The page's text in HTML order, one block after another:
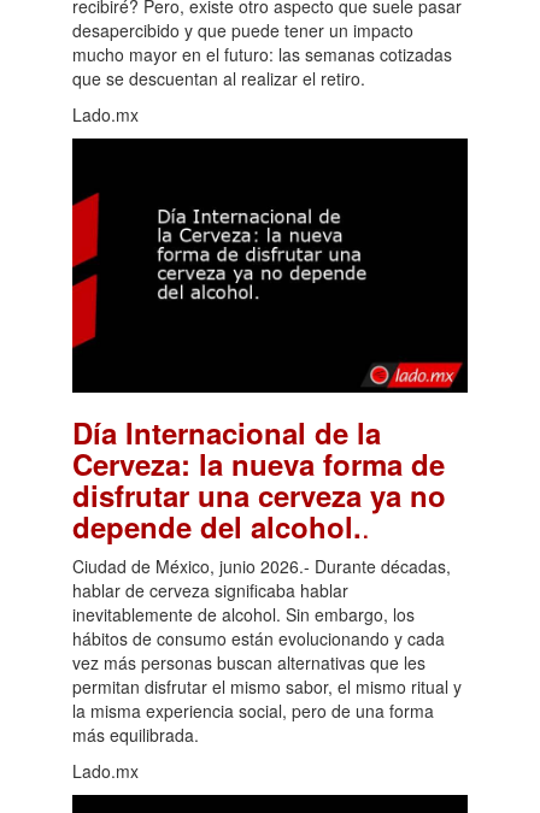
recibiré? Pero, existe otro aspecto que suele pasar
desapercibido y que puede tener un impacto
mucho mayor en el futuro: las semanas cotizadas
que se descuentan al realizar el retiro.
Lado.mx
Día Internacional de la
Cerveza: la nueva forma de
disfrutar una cerveza ya no
depende del alcohol..
Ciudad de México, junio 2026.- Durante décadas,
hablar de cerveza significaba hablar
inevitablemente de alcohol. Sin embargo, los
hábitos de consumo están evolucionando y cada
vez más personas buscan alternativas que les
permitan disfrutar el mismo sabor, el mismo ritual y
la misma experiencia social, pero de una forma
más equilibrada.
Lado.mx